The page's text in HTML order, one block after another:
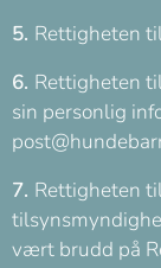
5. Rettigheten
6. Rettigheten
sin personlig
7. Rettigheten
vært brudd på